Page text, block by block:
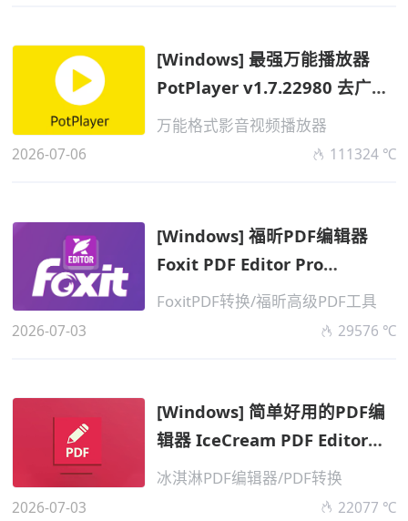
[Windows] 最强万能播放器
PotPlayer v1.7.22980 去广告
便携版
万能格式影音视频播放器
2026-07-06 111324 ℃
[Windows] 福昕PDF编辑器
Foxit PDF Editor Pro
v2026.1.2.36540...
FoxitPDF转换/福昕高级PDF工具
2026-07-03 29576 ℃
[Windows] 简单好用的PDF编
辑器 IceCream PDF Editor
Pro v3.32 ...
冰淇淋PDF编辑器/PDF转换
2026-07-03 22077 ℃